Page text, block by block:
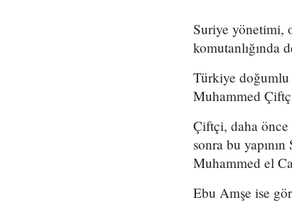
Suriye yönetimi,
komutanlığında
Türkiye doğumlu
Muhammed
Çiftçi, daha önce
sonra bu
Muhammed el
Ebu Amşe ise